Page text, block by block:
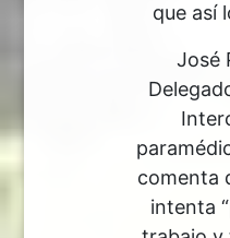
que así
José
comenta
intenta